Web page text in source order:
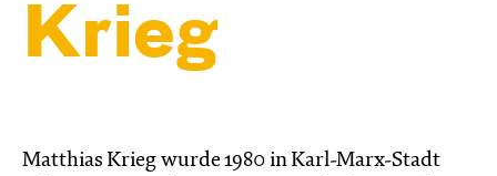
Krieg
Matthias Krieg wurde 1980 in Karl-Marx-Stadt